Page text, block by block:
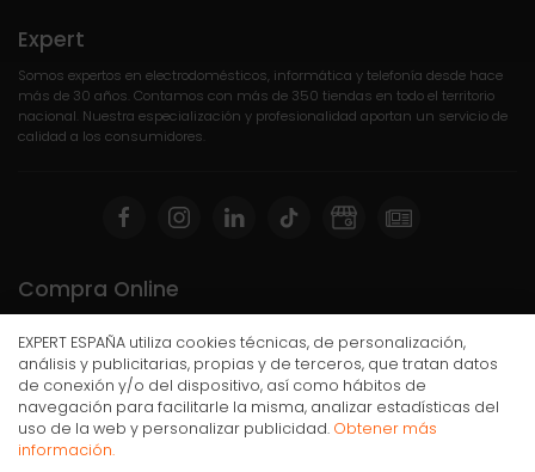
Placa de gas Balay de 60 cm de ancho Cristal
templado negro de alta resistencia 3ETG663HB
Expert
Somos expertos en electrodomésticos, informática y telefonía desde hace
más de 30 años. Contamos con más de 350 tiendas en todo el territorio
nacional. Nuestra especialización y profesionalidad aportan un servicio de
calidad a los consumidores.
Compra Online
Mi cuenta y pedidos
Condiciones generales de compra
Gastos de envío
Puesta en marcha y retirada
Devoluciones
EXPERT ESPAÑA utiliza cookies técnicas, de personalización,
análisis y publicitarias, propias y de terceros, que tratan datos
de conexión y/o del dispositivo, así como hábitos de
navegación para facilitarle la misma, analizar estadísticas del
uso de la web y personalizar publicidad. Obtener más
información.